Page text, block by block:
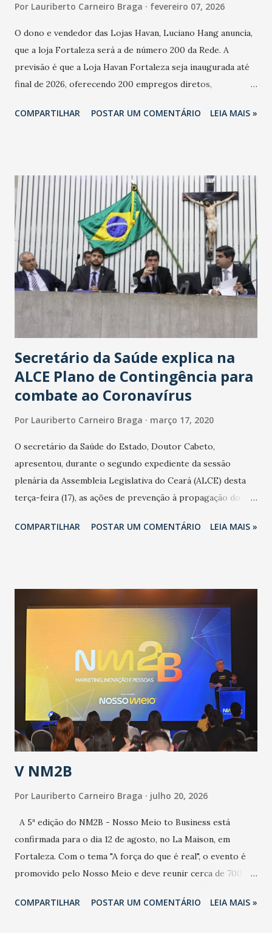
Por Lauriberto Carneiro Braga fevereiro 07, 2026
O dono e vendedor das Lojas Havan, Luciano Hang anuncia,
que a loja Fortaleza será a de número 200 da Rede. A
previsão é que a Loja Havan Fortaleza seja inaugurada até
final de 2026, oferecendo 200 empregos diretos,
Havan Fortaleza ainda não foi anunciada oficialmente, mas
COMPARTILHAR POSTAR UM COMENTÁRIO LEIA MAIS »
Secretário da Saúde explica na
ALCE Plano de Contingência para
combate ao Coronavírus
Por Lauriberto Carneiro Braga março 17, 2020
O secretário da Saúde do Estado, Doutor Cabeto,
apresentou, durante o segundo expediente da sessão
plenária da Assembleia Legislativa do Ceará (ALCE) desta
terça-feira (17), as ações de prevenção à propagação do
adotadas pelo Governo do Estado na contenção da
população suspeita e de cuidados com os ambientes
públicos e domiciliares. “Nós não estamos vivendo uma
epidemia comum, como temos em todos os anos, com
aumento de casos de dengue, influenza ou H1N1. Trata-se
de uma epidemia com um vírus diferente, com um poder de
contaminação maior que outros coronavírus”, apontou o
secretário. Segundo ele, é uma epidemia com chance de
contaminação alta, podendo gerar um grande risco à
população e ao sistema de saúde. “Precisamos saber fazer a
estratificação do risco da doença, para não so...
COMPARTILHAR POSTAR UM COMENTÁRIO LEIA MAIS »
V NM2B
Por Lauriberto Carneiro Braga julho 20, 2026
A 5ª edição do NM2B - Nosso Meio to Business está
confirmada para o dia 12 de agosto, no La Maison, em
Fortaleza. Com o tema "A força do que é real", o evento é
promovido pelo Nosso Meio e deve reunir cerca de 700
e lideranças do Mercado Nacional. Desde 2022, o NM2B
COMPARTILHAR POSTAR UM COMENTÁRIO LEIA MAIS »